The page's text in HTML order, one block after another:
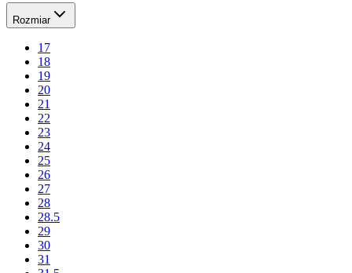
Rozmiar
17
18
19
20
21
22
23
24
25
26
27
28
28.5
29
30
31